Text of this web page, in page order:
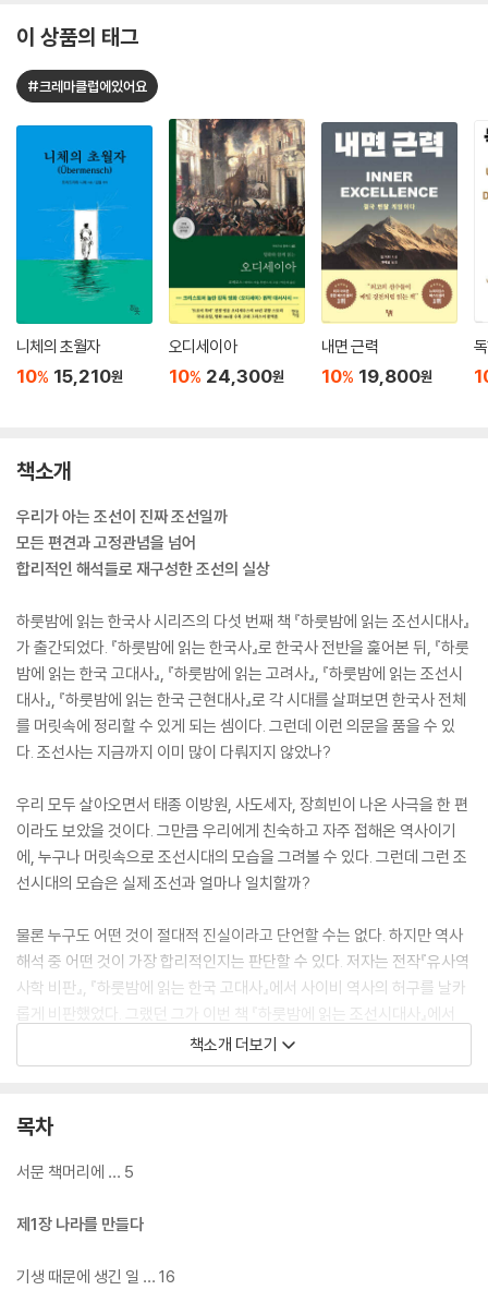
이 상품의 태그
#크레마클럽에있어요
니체의 초월자
10% 15,210원
오디세이아
10% 24,300원
내면 근력
10% 19,800원
책소개
우리가 아는 조선이 진짜 조선일까
모든 편견과 고정관념을 넘어
합리적인 해석들로 재구성한 조선의 실상
하룻밤에 읽는 한국사 시리즈의 다섯 번째 책 『하룻밤에 읽는 조선시대사』
가 출간되었다. 『하룻밤에 읽는 한국사』로 한국사 전반을 훑어본 뒤, 『하룻
밤에 읽는 한국 고대사』, 『하룻밤에 읽는 고려사』, 『하룻밤에 읽는 조선시
대사』, 『하룻밤에 읽는 한국 근현대사』로 각 시대를 살펴보면 한국사 전체
를 머릿속에 정리할 수 있게 되는 셈이다. 그런데 이런 의문을 품을 수 있
다. 조선사는 지금까지 이미 많이 다뤄지지 않았나?
우리 모두 살아오면서 태종 이방원, 사도세자, 장희빈이 나온 사극을 한 편
이라도 보았을 것이다. 그만큼 우리에게 친숙하고 자주 접해온 역사이기
에, 누구나 머릿속으로 조선시대의 모습을 그려볼 수 있다. 그런데 그런 조
선시대의 모습은 실제 조선과 얼마나 일치할까?
물론 누구도 어떤 것이 절대적 진실이라고 단언할 수는 없다. 하지만 역사
해석 중 어떤 것이 가장 합리적인지는 판단할 수 있다. 저자는 전작『유사역
사학 비판』, 『하룻밤에 읽는 한국 고대사』에서 사이비 역사의 허구를 날카
롭게 비판했었다. 그랬던 그가 이번 책 『하룻밤에 읽는 조선시대사』에서
조선사에 씌워진 온갖 편견과 고정관념을 걷어내고, 가장 합리적으로 생각
되는 해석들을 모아 조선시대사를 새롭게 재구성했다.
책소개 더보기
목차
서문 책머리에 … 5
제1장 나라를 만들다
기생 때문에 생긴 일 … 16